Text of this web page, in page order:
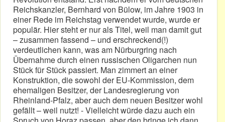
Reichskanzler, Bernhard von Bülow, im Jahre 1903 in
einer Rede im Reichstag verwendet wurde, wurde er
populär. Hier steht er nur als Titel, weil man damit gut
– zusammen fassend – und erschreckend(!)
verdeutlichen kann, was am Nürburgring nach
Übernahme durch einen russischen Oligarchen nun
Stück für Stück passiert. Man zimmert an einer
Konstruktion, die sowohl der EU-Kommission, dem
ehemaligen Besitzer, der Landesregierung von
Rheinland-Pfalz, aber auch dem neuen Besitzer wohl
gefällt – weil nutzt! - Vielleicht würde dazu auch ein